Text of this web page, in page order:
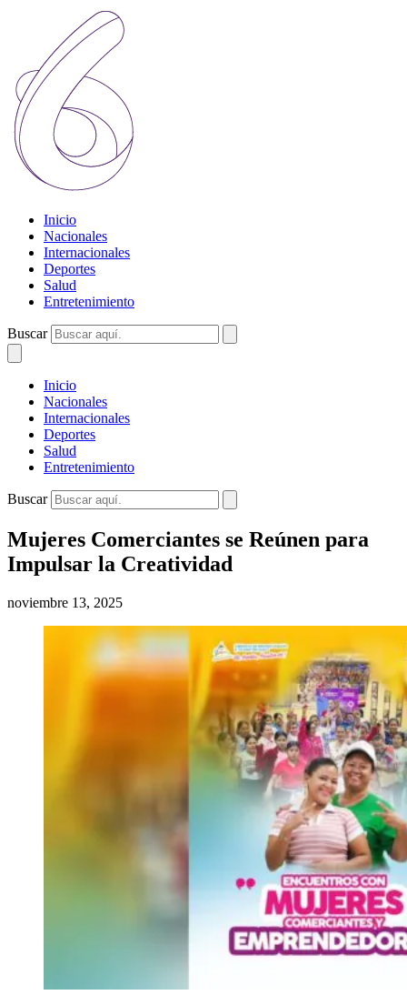
Inicio
Nacionales
Internacionales
Deportes
Salud
Entretenimiento
Buscar
Inicio
Nacionales
Internacionales
Deportes
Salud
Entretenimiento
Buscar
Mujeres Comerciantes se Reúnen para
Impulsar la Creatividad
noviembre 13, 2025